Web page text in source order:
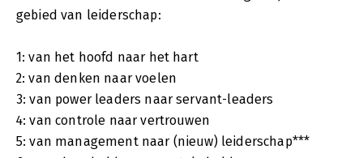
gebied van leiderschap:
1: van het hoofd naar het hart
2: van denken naar voelen
3: van power leaders naar servant-leaders
4: van controle naar vertrouwen
5: van management naar (nieuw) leiderschap***